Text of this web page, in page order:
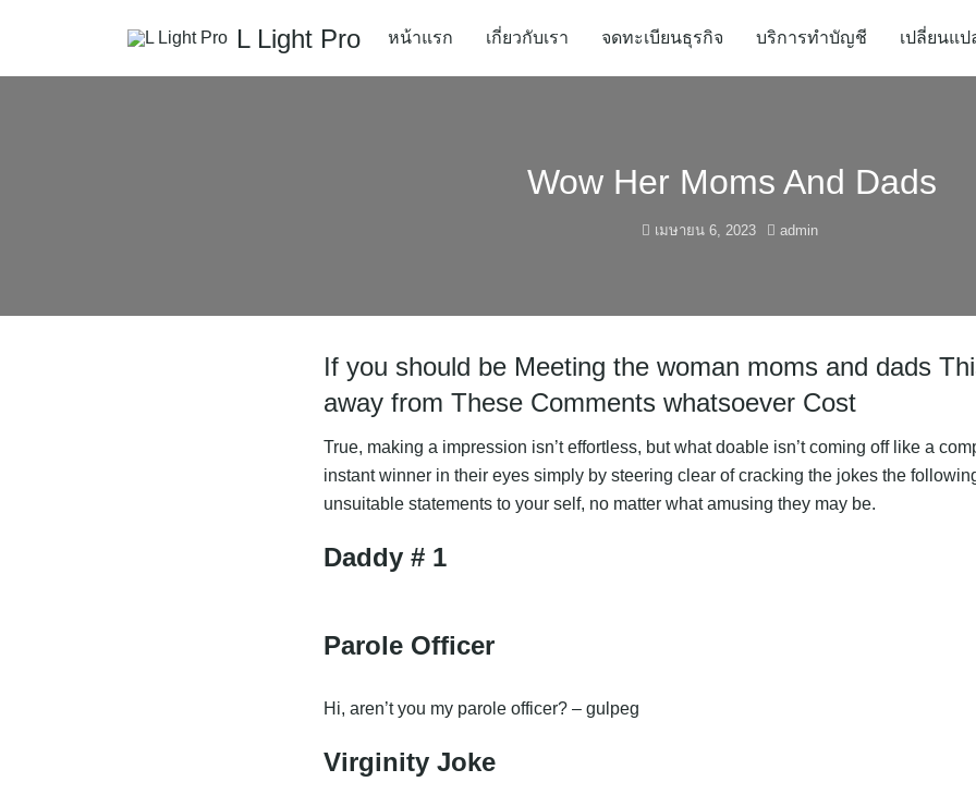
L Light Pro หน้าแรก เกี่ยวกับเรา จดทะเบียนธุรกิจ บริการทำบัญชี เปลี่ยนแ
Wow Her Moms And Dads
เมษายน 6, 2023 admin
If you should be Meeting the woman moms and dads
away from These Comments whatsoever Cost
True, making a impression isn’t effortless, but what doable isn’t coming off like a
instant winner in their eyes simply by steering clear of cracking the jokes the
unsuitable statements to your self, no matter what amusing they may be.
Daddy # 1
Parole Officer
Hi, aren’t you my parole officer? – gulpeg
Virginity Joke